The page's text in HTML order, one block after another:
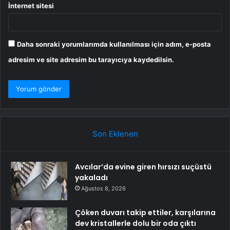
İnternet sitesi
Daha sonraki yorumlarımda kullanılması için adım, e-posta
adresim ve site adresim bu tarayıcıya kaydedilsin.
Son Eklenen
Avcılar’da evine giren hırsızı suçüstü
yakaladı
Ağustos 8, 2026
Çöken duvarı takip ettiler, karşılarına
dev kristallerle dolu bir oda çıktı